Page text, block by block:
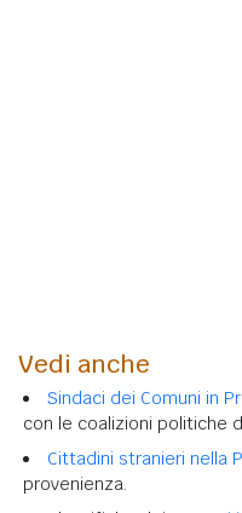
Vedi anche
Sindaci dei Comuni in
con le coalizioni politiche
Cittadini stranieri nella
provenienza.